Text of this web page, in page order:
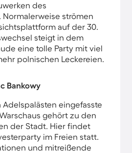
des
Normalerweise strömen
auf der 30.
steigt in dem
eine tolle Party mit viel
polnischen Leckereien.
Bankowy
Adelspalästen eingefasste
gehört zu den
der Stadt. Hier findet
im Freien statt.
und mitreißende